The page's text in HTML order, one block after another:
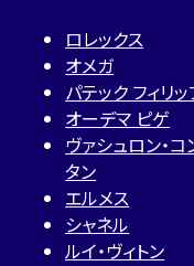
ロレックス
オメガ
パテック フィリ
オーデマ ピゲ
ヴァシュロン・コ
タン
エルメス
シャネル
ルイ・ヴィトン